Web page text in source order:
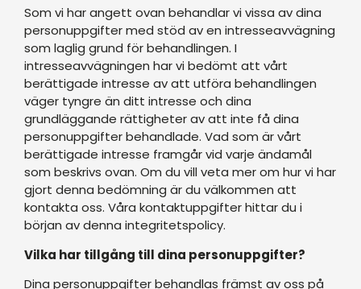
Som vi har angett ovan behandlar vi vissa av dina
personuppgifter med stöd av en intresseavvägning
som laglig grund för behandlingen. I
intresseavvägningen har vi bedömt att vårt
berättigade intresse av att utföra behandlingen
väger tyngre än ditt intresse och dina
grundläggande rättigheter av att inte få dina
personuppgifter behandlade. Vad som är vårt
berättigade intresse framgår vid varje ändamål
som beskrivs ovan. Om du vill veta mer om hur vi har
gjort denna bedömning är du välkommen att
kontakta oss. Våra kontaktuppgifter hittar du i
början av denna integritetspolicy.
Vilka har tillgång till dina personuppgifter?
Dina personuppgifter behandlas främst av oss på